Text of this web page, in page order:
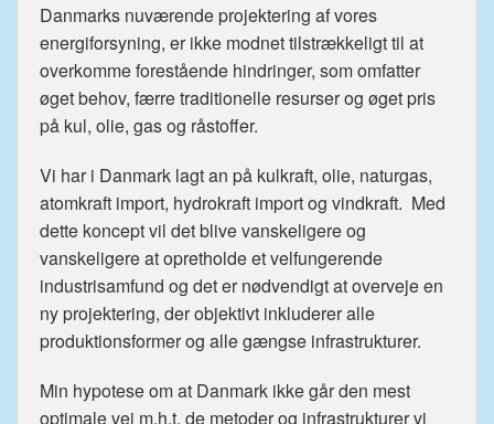
Danmarks nuværende projektering af vores
energiforsyning, er ikke modnet tilstrækkeligt til at
overkomme forestående hindringer, som omfatter
øget behov, færre traditionelle resurser og øget pris
på kul, olie, gas og råstoffer.
Vi har i Danmark lagt an på kulkraft, olie, naturgas,
atomkraft import, hydrokraft import og vindkraft. Med
dette koncept vil det blive vanskeligere og
vanskeligere at opretholde et velfungerende
industrisamfund og det er nødvendigt at overveje en
ny projektering, der objektivt inkluderer alle
produktionsformer og alle gængse infrastrukturer.
Min hypotese om at Danmark ikke går den mest
optimale vej m.h.t. de metoder og infrastrukturer vi